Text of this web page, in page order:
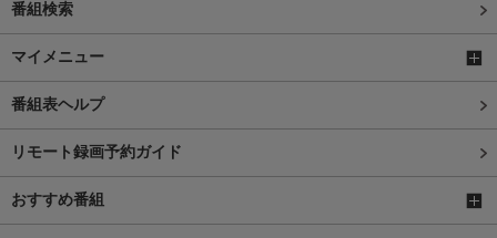
番組検索
マイメニュー
番組表ヘルプ
リモート録画予約ガイド
おすすめ番組